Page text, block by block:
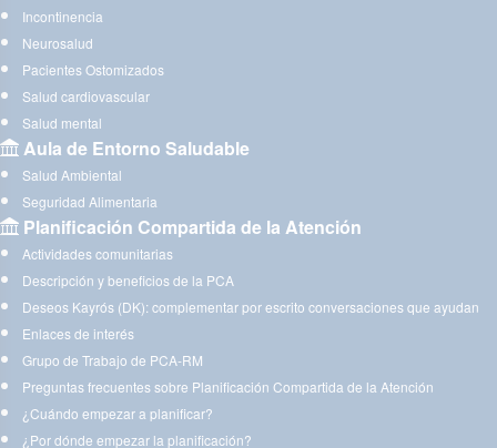
Incontinencia
Neurosalud
Pacientes Ostomizados
Salud cardiovascular
Salud mental
Aula de Entorno Saludable
Salud Ambiental
Seguridad Alimentaria
Planificación Compartida de la Atención
Actividades comunitarias
Descripción y beneficios de la PCA
Deseos Kayrós (DK): complementar por escrito conversaciones que ayudan
Enlaces de interés
Grupo de Trabajo de PCA-RM
Preguntas frecuentes sobre Planificación Compartida de la Atención
¿Cuándo empezar a planificar?
¿Por dónde empezar la planificación?